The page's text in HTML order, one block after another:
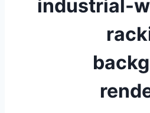
industrial-